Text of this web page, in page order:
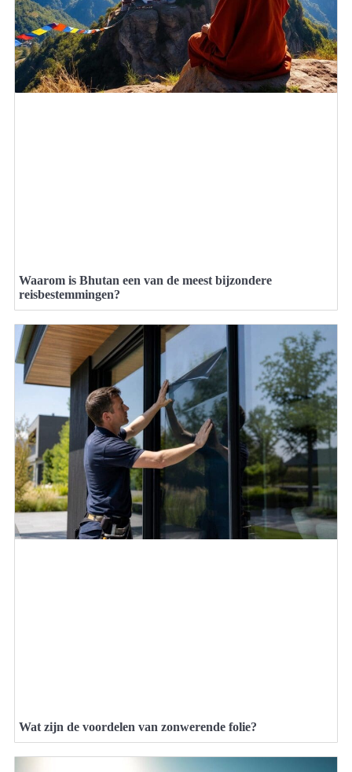
Waarom is Bhutan een van de meest bijzondere
reisbestemmingen?
Wat zijn de voordelen van zonwerende folie?